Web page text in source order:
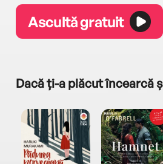
Ascultă gratuit
Dacă ți-a plăcut încearcă